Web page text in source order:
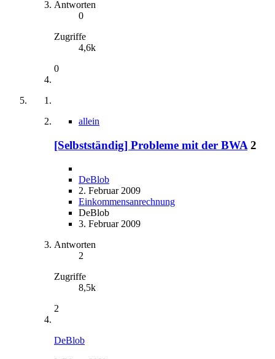
Antworten
0
Zugriffe
4,6k
0
allein
[Selbstständig] Probleme mit der BWA 2
DeBlob
2. Februar 2009
Einkommensanrechnung
DeBlob
3. Februar 2009
Antworten
2
Zugriffe
8,5k
2
DeBlob